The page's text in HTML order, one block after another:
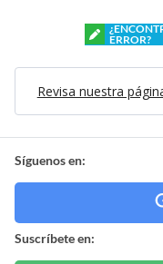
ERROR?
Revisa nuestra
Síguenos en:
Suscríbete en: